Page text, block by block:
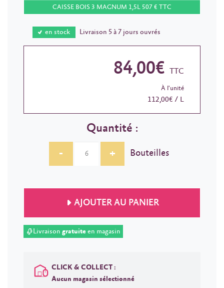
CAISSE BOIS 3 MAGNUM 1,5L 507 € TTC
en stock Livraison 5 à 7 jours ouvrés
84,00€ TTC
À l'unité
112,00€ / L
Quantité :
-
+ Bouteilles
AJOUTER AU PANIER
Livraison gratuiteen magasin
CLICK & COLLECT :
Aucun magasin sélectionné